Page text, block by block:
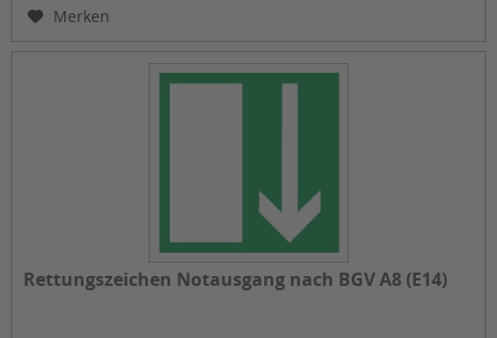
Merken
Rettungszeichen Notausgang nach BGV A8 (E14)